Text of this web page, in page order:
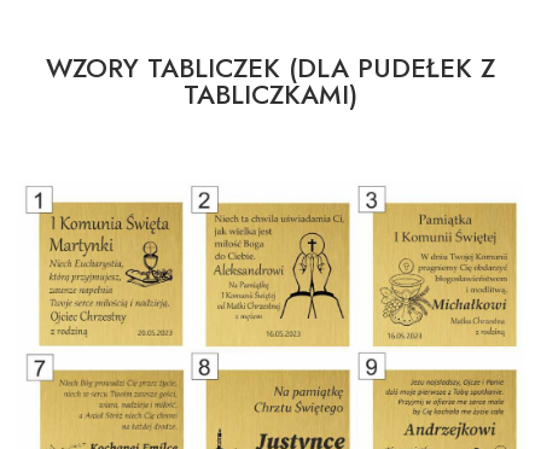
WZORY TABLICZEK (DLA PUDEŁEK Z
TABLICZKAMI)